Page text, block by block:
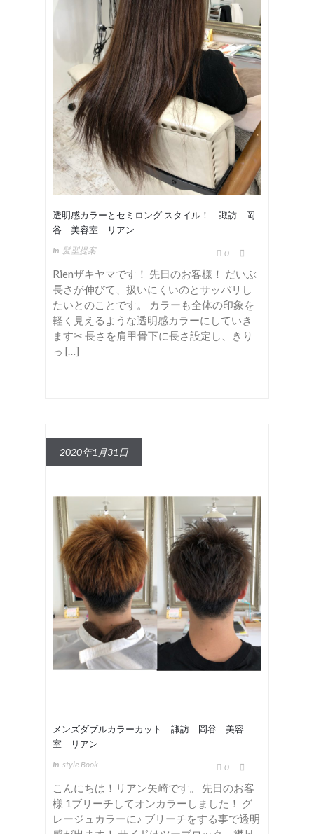
透明感カラーとセミロング スタイル！ 諏訪 岡
谷 美容室 リアン
In 髪型提案 0
Rienザキヤマです！ 先日のお客様！ だいぶ
長さが伸びて、扱いにくいのとサッパリし
たいとのことです。 カラーも全体の印象を
軽く見えるような透明感カラーにしていき
ます✂︎ 長さを肩甲骨下に長さ設定し、きり
っ […]
2020年1月31日
メンズダブルカラーカット 諏訪 岡谷 美容
室 リアン
In Style Book 0
こんにちは！リアン矢崎です。 先日のお客
様 1ブリーチしてオンカラーしました！ グ
レージュカラーに♪ ブリーチをする事で透明